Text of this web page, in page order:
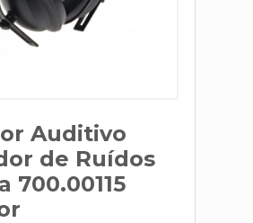
Auditivo
de Ruídos
700.00115